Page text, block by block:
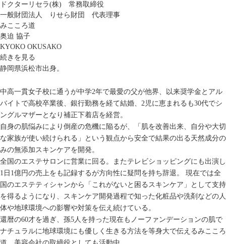
ドクターリセラ(株) 常務取締役
一般財団法人 りせら財団 代表理事
みこころ道
奥迫 協子
KYOKO OKUSAKO
続きを見る
静岡県浜松市出身。
中高一貫女子校に通うが中学2年で最愛の父が他界、以来奨学金とアル
バイトで高校卒業後、銀行勤務を経て結婚、2児に恵まれるも30代でシ
ングルマザーとなり補正下着店を経営。
自身の肌悩みにより倒産の危機に陥るが、「肌を改善出来、自分や大切
な家族が使い続けられる」という観点から安全で結果の出る天然成分の
みの無添加スキンケアを開発。
全国のエステサロンに営業に回る。またテレビショッピングにも出演し
1日1億円の売上をも記録するが方向性に疑問を持ち辞退。 現在では全
国のエステティシャンから「これがないと困るスキンケア」として支持
を得るようになり、スキンケア開発過程で知った化粧品や洗剤などの人
体や地球環境への影響や対策を伝え続けている。
還暦の60才を過ぎ、孫5人を持った現在もノーファンデーションの肌で
ナチュラルに地球環境にも優しく生きる方法を等身大で伝えるみこころ